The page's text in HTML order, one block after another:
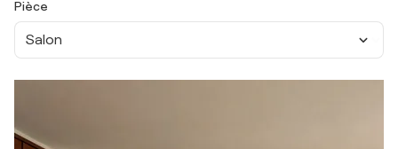
Pièce
Salon